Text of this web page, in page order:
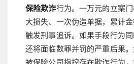
保险欺诈行为。一万元的立案
大损失、一次伪造单据，累计
触发刑事追诉。如果手段行为同
还将面临数罪并罚的严重后果